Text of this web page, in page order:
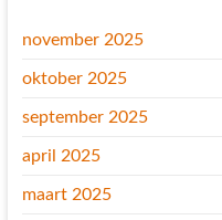
november 2025
oktober 2025
september 2025
april 2025
maart 2025